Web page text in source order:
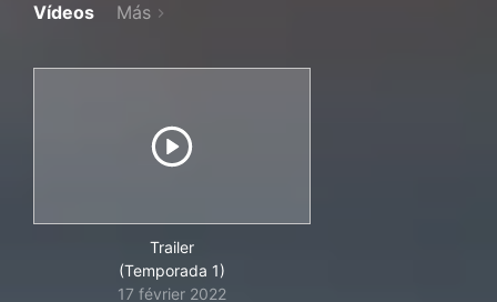
Vídeos Más
Trailer
(Temporada 1)
17 février 2022